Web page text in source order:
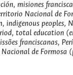
misiones
Nacional de
indigenous peoples,
total education
franciscanas,
de Formosa